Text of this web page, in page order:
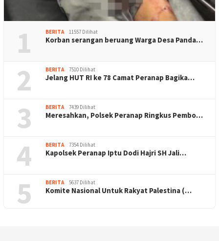
1 BERITA 11557 Dilihat
Korban serangan beruang Warga Desa Panda…
2 BERITA 7510 Dilihat
Jelang HUT RI ke 78 Camat Peranap Bagika…
3 BERITA 7439 Dilihat
Meresahkan, Polsek Peranap Ringkus Pembo…
4 BERITA 7354 Dilihat
Kapolsek Peranap Iptu Dodi Hajri SH Jali…
5 BERITA 5637 Dilihat
Komite Nasional Untuk Rakyat Palestina (…